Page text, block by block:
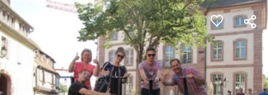
Cookie-Einstellungen